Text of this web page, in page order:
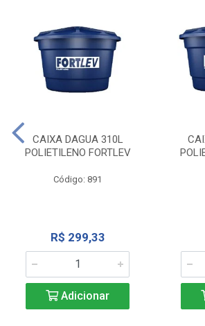
CAIXA DAGUA 310L
POLIETILENO FORTLEV
Código: 891
R$ 299,33
Adicionar